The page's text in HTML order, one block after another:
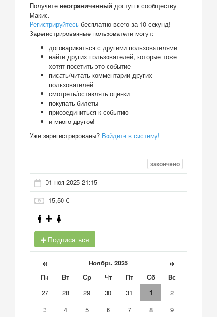
Получите неограниченный доступ к сообществу
Макис.
Регистрируйтесь бесплатно всего за 10 секунд!
Зарегистрированные пользователи могут:
договариваться с другими пользователями
найти других пользователей, которые тоже
хотят посетить это событие
писать/читать комментарии других
пользователей
смотреть/оставлять оценки
покупать билеты
присоединиться к событию
и много другое!
Уже зарегистрированы? Войдите в систему!
закончено
01 ноя 2025 21:15
15,50 €
Подписаться
« Ноябрь 2025 »
Пн Вт Ср Чт Пт Сб
Вс
27
28 29 30 31 1
2
3
4 5 6 7 8
9